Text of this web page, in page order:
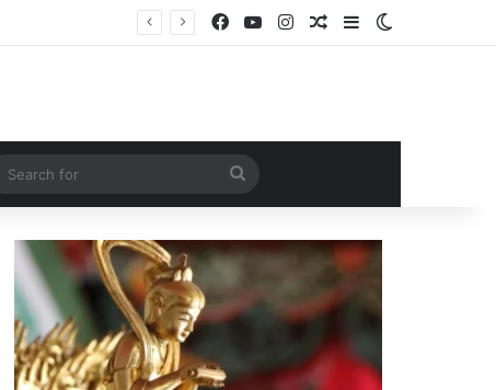
Facebook
YouTubeInstagramRandom Article
Sidebar
for